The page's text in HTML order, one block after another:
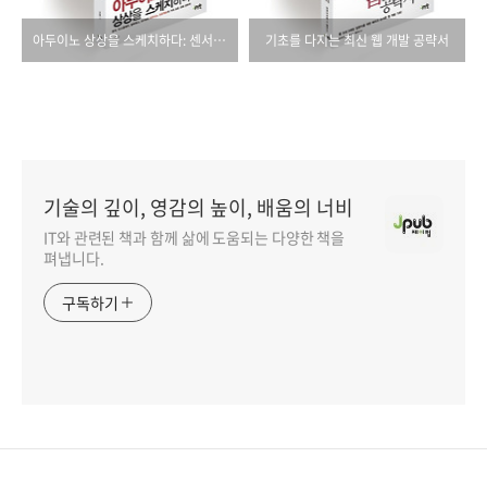
아두이노 상상을 스케치하다: 센서, 디스플레이, 블루투스, DIY까지 아두이노 프로젝트의 거의 모든 것에 관하여 기초를 다지는 최신 웹 개발 공략서
기술의 깊이, 영감의 높이, 배움의 너비
IT와 관련된 책과 함께 삶에 도움되는 다양한 책을
펴냅니다.
구독하기